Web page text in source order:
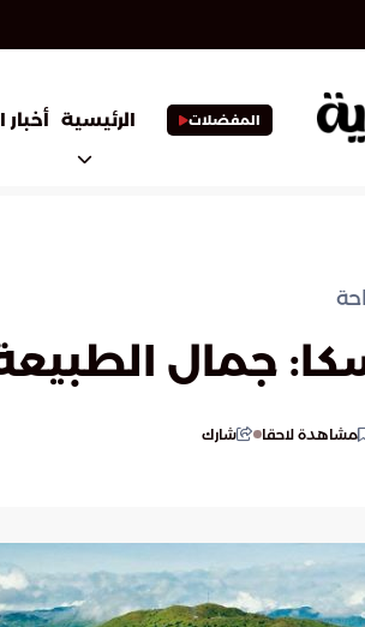
المفضلات الرئيسية
جمال
مشاهدة لاحقا شارك